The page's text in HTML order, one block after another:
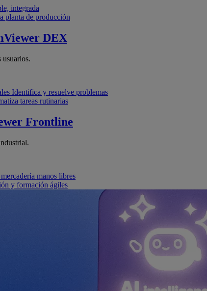
integrada
planta de producción
DEX
usuarios.
Identifica y resuelve problemas
tareas rutinarias
Frontline
manos libres
y formación ágiles